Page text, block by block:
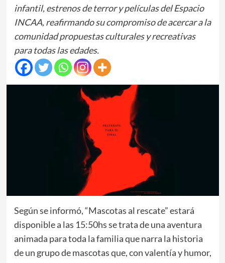
infantil, estrenos de terror y películas del Espacio
INCAA, reafirmando su compromiso de acercar a la
comunidad propuestas culturales y recreativas
para todas las edades.
Según se informó, “Mascotas al rescate” estará
disponible a las 15:50hs se trata de una aventura
animada para toda la familia que narra la historia
de un grupo de mascotas que, con valentía y humor,